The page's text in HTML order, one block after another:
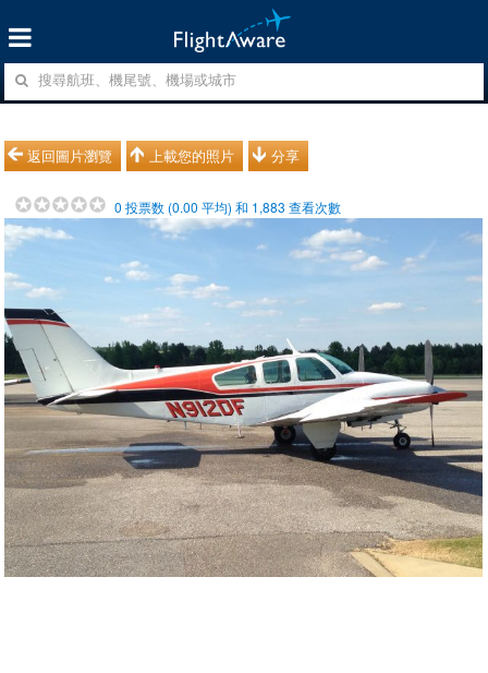
返回圖片瀏覽 上載您的照片 分享
0 投票数 (0.00 平均) 和 1,883 查看次數